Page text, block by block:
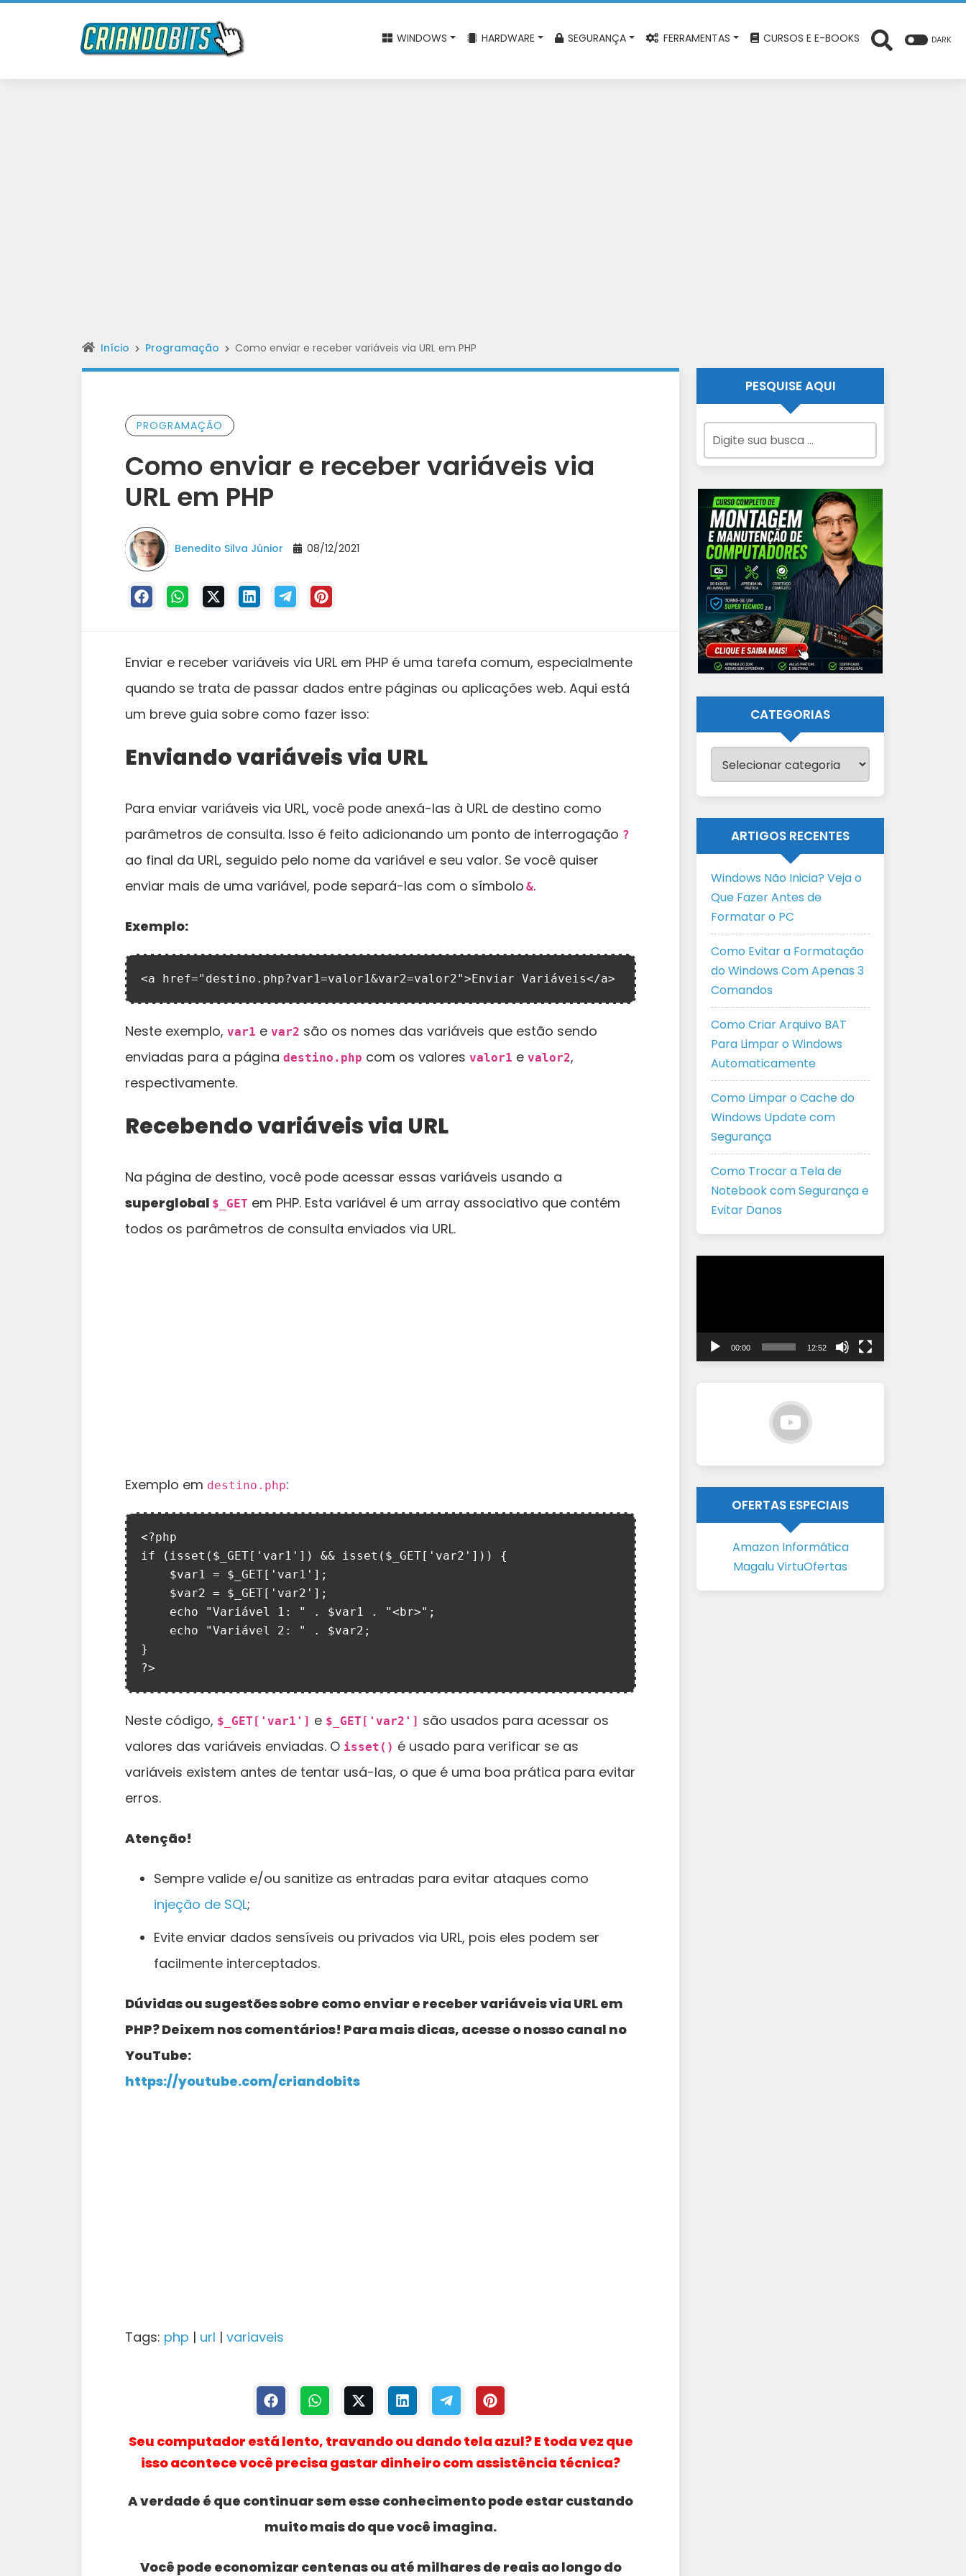
WINDOWS HARDWARE SEGURANÇA FERRAMENTAS CURSOS E E-BOOKS DARK
Início Programação Como enviar e receber variáveis via URL em PHP
PROGRAMAÇÃO
Como enviar e receber variáveis via
URL em PHP
Benedito Silva Júnior 08/12/2021
Enviar e receber variáveis via URL em PHP é uma tarefa comum, especialmente
quando se trata de passar dados entre páginas ou aplicações web. Aqui está
um breve guia sobre como fazer isso:
Enviando variáveis via URL
Para enviar variáveis via URL, você pode anexá-las à URL de destino como
parâmetros de consulta. Isso é feito adicionando um ponto de interrogação ?
ao final da URL, seguido pelo nome da variável e seu valor. Se você quiser
enviar mais de uma variável, pode separá-las com o símbolo &.
Exemplo:
<a href="destino.php?var1=valor1&var2=valor2">Enviar Variáveis</a>
Neste exemplo, var1 e var2 são os nomes das variáveis que estão sendo
enviadas para a página destino.php com os valores valor1 e valor2,
respectivamente.
Recebendo variáveis via URL
Na página de destino, você pode acessar essas variáveis usando a
superglobal $_GET em PHP. Esta variável é um array associativo que contém
todos os parâmetros de consulta enviados via URL.
Exemplo em destino.php:
<?php
if (isset($_GET['var1']) && isset($_GET['var2'])) {
}
?>
Neste código, $_GET['var1'] e $_GET['var2'] são usados para acessar os
valores das variáveis enviadas. O isset() é usado para verificar se as
variáveis existem antes de tentar usá-las, o que é uma boa prática para evitar
erros.
Atenção!
Sempre valide e/ou sanitize as entradas para evitar ataques como
injeção de SQL;
Evite enviar dados sensíveis ou privados via URL, pois eles podem ser
facilmente interceptados.
Dúvidas ou sugestões sobre como enviar e receber variáveis via URL em
PHP? Deixem nos comentários! Para mais dicas, acesse o nosso canal no
YouTube:
https://youtube.com/criandobits
Tags: php | url | variaveis
Seu computador está lento, travando ou dando tela azul? E toda vez que
isso acontece você precisa gastar dinheiro com assistência técnica?
A verdade é que continuar sem esse conhecimento pode estar custando
muito mais do que você imagina.
Você pode economizar centenas ou até milhares de reais ao longo do
PESQUISE AQUI
CATEGORIAS
ARTIGOS RECENTES
Windows Não Inicia? Veja o
Que Fazer Antes de
Formatar o PC
Como Evitar a Formatação
do Windows Com Apenas 3
Comandos
Como Criar Arquivo BAT
Para Limpar o Windows
Automaticamente
Como Limpar o Cache do
Windows Update com
Segurança
Como Trocar a Tela de
Notebook com Segurança e
Evitar Danos
00:00 12:52
OFERTAS ESPECIAIS
Amazon Informática
Magalu VirtuOfertas